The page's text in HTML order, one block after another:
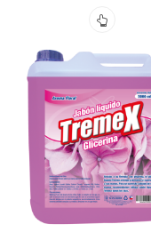
Con Glicerina 1 L